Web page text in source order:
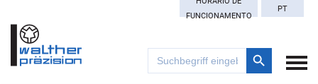
FUNCIONAMENTO
PT
Search
for:
Search Button